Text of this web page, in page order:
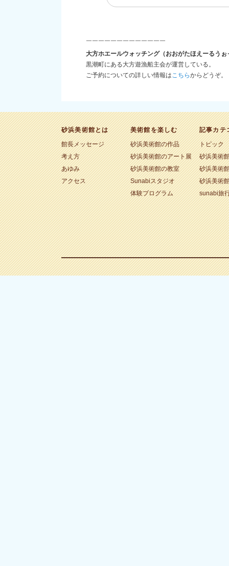
￣￣￣￣￣￣￣￣￣￣￣￣￣
大方ホエールウォッチング（おおがたほえーるうぉ
黒潮町にある大方遊漁船主会が運営している。
ご予約についての詳しい情報はこちらからどうぞ。
砂浜美術館とは
館長メッセージ
考え方
あゆみ
アクセス
美術館を楽しむ
砂浜美術館の作品
砂浜美術館のアート展
砂浜美術館の教室
Sunabiスタジオ
体験プログラム
記事カテ
トピック
砂浜美術
砂浜美術
砂浜美術
sunabi旅